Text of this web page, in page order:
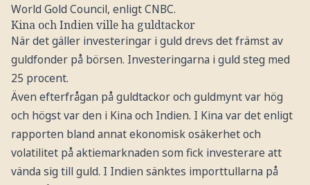
World Gold Council, enligt CNBC.
Kina och Indien ville ha guldtackor
När det gäller investeringar i guld drevs det främst av
guldfonder på börsen. Investeringarna i guld steg med
25 procent.
Även efterfrågan på guldtackor och guldmynt var hög
och högst var den i Kina och Indien. I Kina var det enligt
rapporten bland annat ekonomisk osäkerhet och
volatilitet på aktiemarknaden som fick investerare att
vända sig till guld. I Indien sänktes importtullarna på